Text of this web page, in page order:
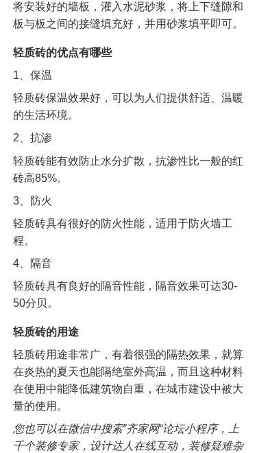
将安装好的墙板，灌入水泥砂浆，将上下缝隙和
板与板之间的接缝填充好，并用砂浆填平即可。
轻质砖的优点有哪些
1、保温
轻质砖保温效果好，可以为人们提供舒适、温暖
的生活环境。
2、抗渗
轻质砖能有效防止水分扩散，抗渗性比一般的红
砖高85%。
3、防火
轻质砖具有很好的防火性能，适用于防火墙工
程。
4、隔音
轻质砖具有良好的隔音性能，隔音效果可达30-
50分贝。
轻质砖的用途
轻质砖用途非常广，有着很强的隔热效果，就算
在炎热的夏天也能隔绝室外高温，而且这种材料
在使用中能降低建筑物自重，在城市建设中被大
量的使用。
您也可以在微信中搜索”齐家网“论坛小程序，上
千个装修专家，设计达人在线互动，装修疑难杂